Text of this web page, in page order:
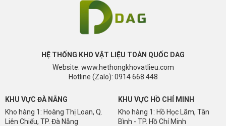
HỆ THỐNG KHO VẬT LIỆU TOÀN QUỐC DAG
Website: www.hethongkhovatlieu.com
Hotline (Zalo): 0914 668 448
KHU VỰC ĐÀ NẴNG
Kho hàng 1: Hoàng Thị Loan, Q.
Liên Chiểu, TP. Đà Nẵng
KHU VỰC HỒ CHÍ MINH
Kho hàng 1: Hồ Học Lãm, Tân
Bình - TP. Hồ Chí Minh